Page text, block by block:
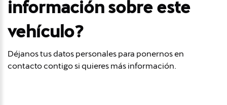
información sobre este
vehículo?
Déjanos tus datos personales para ponernos en
contacto contigo si quieres más información.